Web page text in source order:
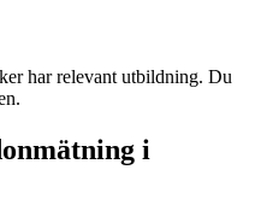
har relevant utbildning. Du
i